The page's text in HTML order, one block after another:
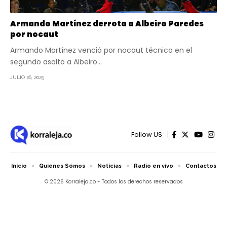
Armando Martínez derrota a Albeiro Paredes
por nocaut
Armando Martínez venció por nocaut técnico en el
segundo asalto a Albeiro…
JULIO 26, 2025
Follow US
© 2026 Korraleja.co - Todos los derechos reservados
Inicio Quiénes Sómos Noticias Radio en vivo Contactos